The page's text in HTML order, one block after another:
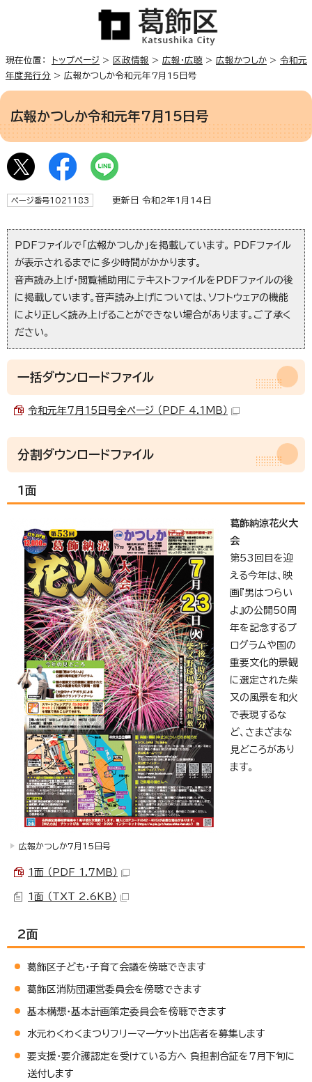
現在位置： トップページ > 区政情報 > 広報・広聴 > 広報かつしか > 令和元
年度発行分 > 広報かつしか令和元年7月15日号
広報かつしか令和元年7月15日号
ページ番号1021183 更新日 令和2年1月14日
PDFファイルで「広報かつしか」を掲載しています。 PDFファイル
が表示されるまでに多少時間がかかります。
音声読み上げ・閲覧補助用にテキストファイルをPDFファイルの後
に掲載しています。音声読み上げについては、ソフトウェアの機能
により正しく読み上げることができない場合があります。ご了承く
ださい。
一括ダウンロードファイル
令和元年7月15日号全ページ （PDF 4.1MB）
分割ダウンロードファイル
1面
広報かつしか7月15日号
葛飾納涼花火大
会
第53回目を迎
える今年は、映
画『男はつらい
よ』の公開50周
年を記念するプ
ログラムや国の
重要文化的景観
に選定された柴
又の風景を和火
で表現するな
ど、さまざまな
見どころがあり
ます。
1面 （PDF 1.7MB）
1面 （TXT 2.6KB）
2面
葛飾区子ども・子育て会議を傍聴できます
葛飾区消防団運営委員会を傍聴できます
基本構想・基本計画策定委員会を傍聴できます
水元わくわくまつりフリーマーケット出店者を募集します
要支援・要介護認定を受けている方へ 負担割合証を7月下旬に
送付します